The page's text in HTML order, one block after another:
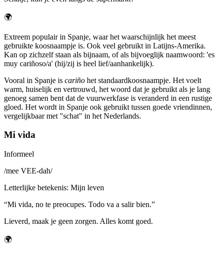
🌍
Extreem populair in Spanje, waar het waarschijnlijk het meest
gebruikte koosnaampje is. Ook veel gebruikt in Latijns-Amerika.
Kan op zichzelf staan als bijnaam, of als bijvoeglijk naamwoord: 'es
muy cariñoso/a' (hij/zij is heel lief/aanhankelijk).
Vooral in Spanje is cariño het standaardkoosnaampje. Het voelt
warm, huiselijk en vertrouwd, het woord dat je gebruikt als je lang
genoeg samen bent dat de vuurwerkfase is veranderd in een rustige
gloed. Het wordt in Spanje ook gebruikt tussen goede vriendinnen,
vergelijkbaar met "schat" in het Nederlands.
Mi vida
Informeel
/mee VEE-dah/
Letterlijke betekenis: Mijn leven
“Mi vida, no te preocupes. Todo va a salir bien.”
Lieverd, maak je geen zorgen. Alles komt goed.
🌍